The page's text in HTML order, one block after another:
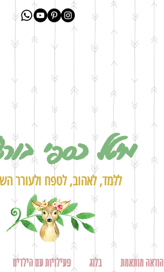
מיטל כספי
ללמד, לאהוב, לטפח ולעורר
פעילויות עם הילדים בלוג הוראה מותאמת